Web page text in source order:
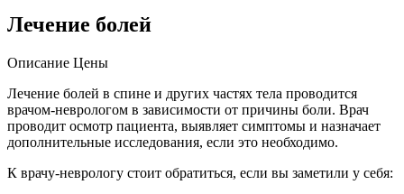
Лечение болей
Описание Цены
Лечение болей в спине и других частях тела проводится
врачом-неврологом в зависимости от причины боли. Врач
проводит осмотр пациента, выявляет симптомы и назначает
дополнительные исследования, если это необходимо.
К врачу-неврологу стоит обратиться, если вы заметили у себя: